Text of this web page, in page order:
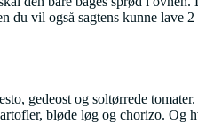
du vil også sagtens kunne lave
gedeost og soltørrede
bløde løg og chorizo.